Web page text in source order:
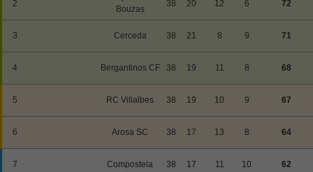
2
Bouzas
38 20 12 6 72
3 Cerceda 38 21 8 9 71
4 Bergantinos CF 38 19 11 8 68
5 RC Villalbes 38 19 10 9 67
6 Arosa SC 38 17 13 8 64
7 Compostela 38 17 11 10 62